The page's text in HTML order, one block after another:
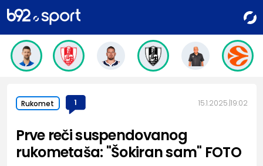
Rukomet 1 15.1.2025. 19:02
Prve reči suspendovanog
rukometaša: "Šokiran sam" FOTO